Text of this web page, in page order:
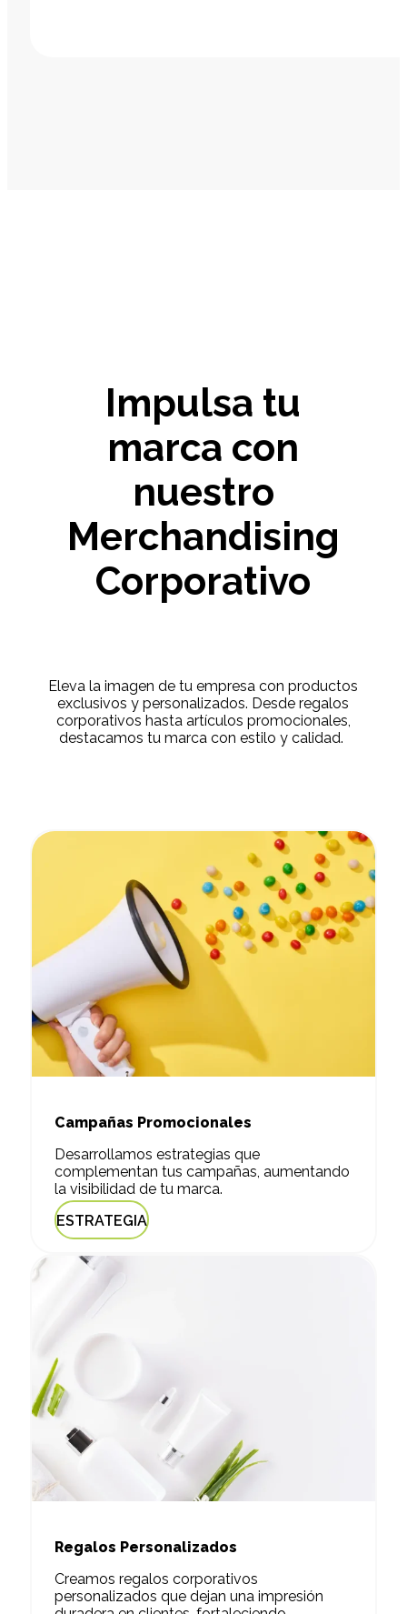
Impulsa tu
marca con
nuestro
Merchandising
Corporativo
Eleva la imagen de tu empresa con productos
exclusivos y personalizados. Desde regalos
corporativos hasta artículos promocionales,
destacamos tu marca con estilo y calidad.
Campañas Promocionales
Desarrollamos estrategias que
complementan tus campañas, aumentando
la visibilidad de tu marca.
ESTRATEGIA
Regalos Personalizados
Creamos regalos corporativos
personalizados que dejan una impresión